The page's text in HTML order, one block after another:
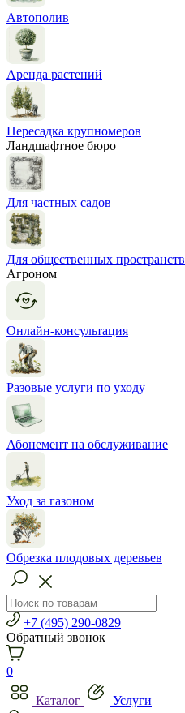
Автополив
Аренда растений
Пересадка крупномеров
Ландшафтное бюро
Для частных садов
Для общественных пространств
Агроном
Онлайн-консультация
Разовые услуги по уходу
Абонемент на обслуживание
Уход за газоном
Обрезка плодовых деревьев
+7 (495) 290-0829
Обратный звонок
0
Каталог
Услуги